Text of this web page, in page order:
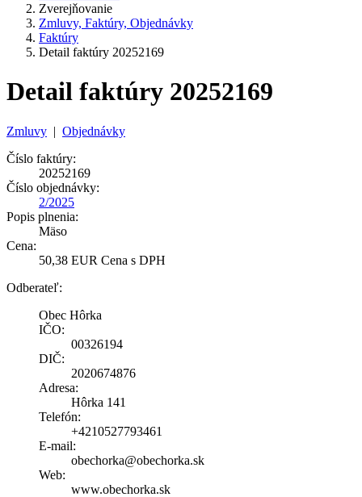
Zverejňovanie
Zmluvy, Faktúry, Objednávky
Faktúry
Detail faktúry 20252169
Detail faktúry 20252169
Zmluvy | Objednávky
Číslo faktúry:
20252169
Číslo objednávky:
2/2025
Popis plnenia:
Mäso
Cena:
50,38 EUR Cena s DPH
Odberateľ:
Obec Hôrka
IČO:
00326194
DIČ:
2020674876
Adresa:
Hôrka 141
Telefón:
+4210527793461
E-mail:
obechorka@obechorka.sk
Web:
www.obechorka.sk